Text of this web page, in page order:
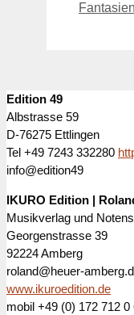
Edition 49
Albstrasse 59
D-76275 Ettlingen
Tel +49 7243 332280
info@edition49
IKURO Edition |
Musikverlag und
Georgenstrasse 39
92224 Amberg
roland@heuer-
www.ikuroedition.de
mobil +49 (0) 172 712 0